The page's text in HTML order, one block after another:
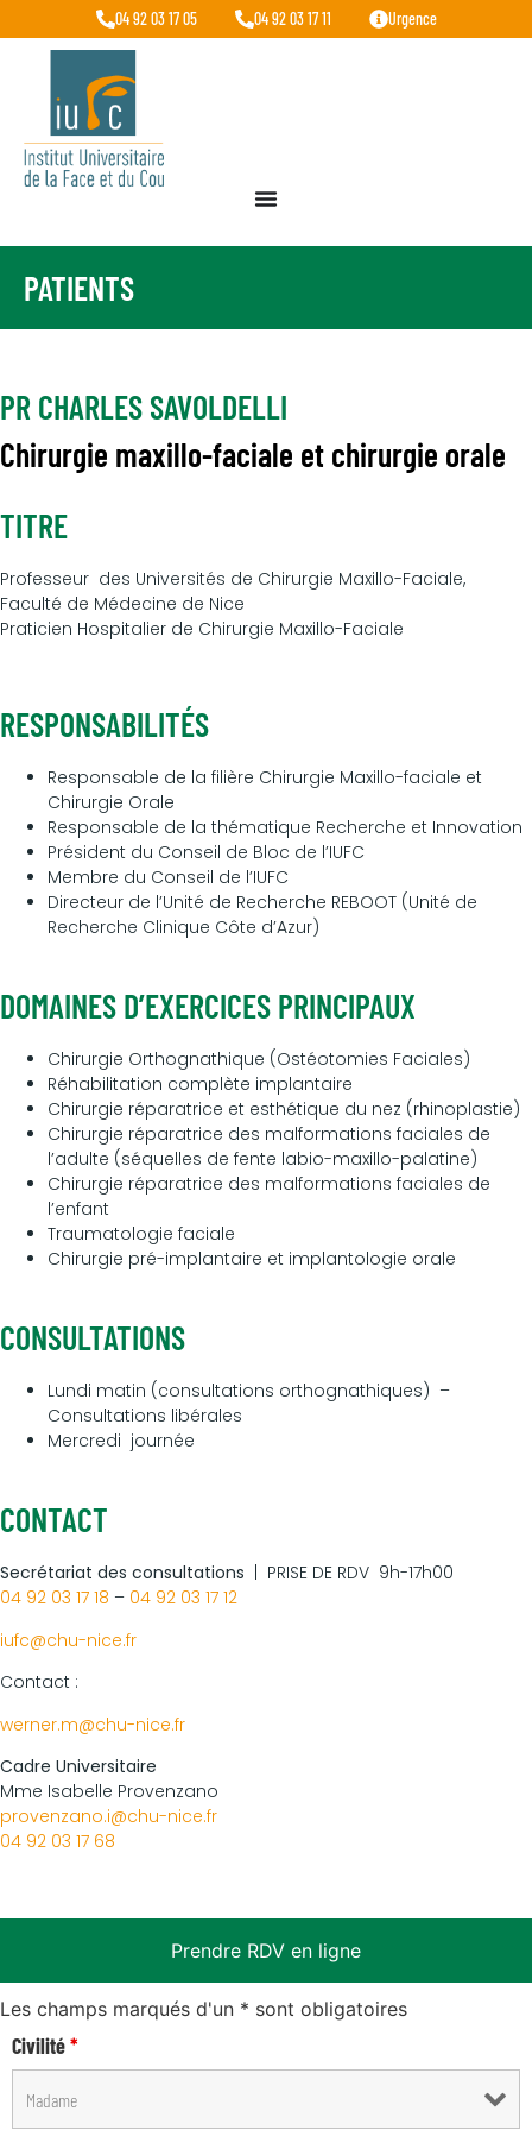
04 92 03 17 05 04 92 03 17 11 Urgence
PATIENTS
PR CHARLES SAVOLDELLI
Chirurgie maxillo-faciale et chirurgie orale
TITRE
Professeur des Universités de Chirurgie Maxillo-Faciale,
Faculté de Médecine de Nice
Praticien Hospitalier de Chirurgie Maxillo-Faciale
RESPONSABILITÉS
Responsable de la filière Chirurgie Maxillo-faciale et
Chirurgie Orale
Responsable de la thématique Recherche et Innovation
Président du Conseil de Bloc de l’IUFC
Membre du Conseil de l’IUFC
Directeur de l’Unité de Recherche REBOOT (Unité de
Recherche Clinique Côte d’Azur)
DOMAINES D’EXERCICES PRINCIPAUX
Chirurgie Orthognathique (Ostéotomies Faciales)
Réhabilitation complète implantaire
Chirurgie réparatrice et esthétique du nez (rhinoplastie)
Chirurgie réparatrice des malformations faciales de
l’adulte (séquelles de fente labio-maxillo-palatine)
Chirurgie réparatrice des malformations faciales de
l’enfant
Traumatologie faciale
Chirurgie pré-implantaire et implantologie orale
CONSULTATIONS
Lundi matin (consultations orthognathiques) –
Consultations libérales
Mercredi journée
CONTACT
Secrétariat des consultations | PRISE DE RDV 9h-17h00
04 92 03 17 18 – 04 92 03 17 12
iufc@chu-nice.fr
Contact :
werner.m@chu-nice.fr
Cadre Universitaire
Mme Isabelle Provenzano
provenzano.i@chu-nice.fr
04 92 03 17 68
Prendre RDV en ligne
Les champs marqués d'un * sont obligatoires
Civilité*